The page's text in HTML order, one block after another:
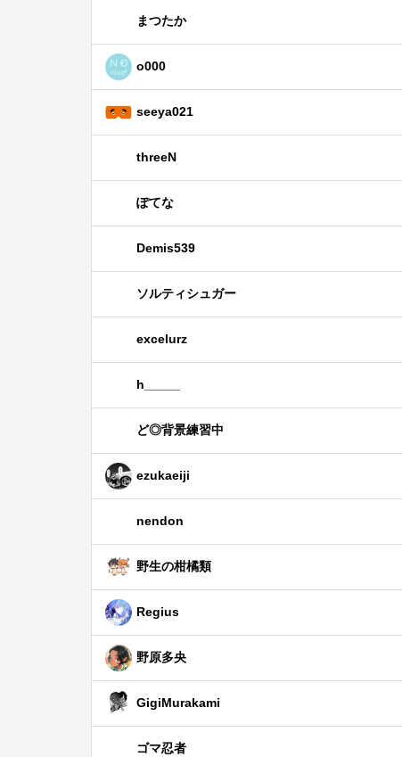
まつたか
o000
seeya021
threeN
ぽてな
Demis539
ソルティシュガー
excelurz
h_____
ど◎背景練習中
ezukaeiji
nendon
野生の柑橘類
Regius
野原多央
GigiMurakami
ゴマ忍者